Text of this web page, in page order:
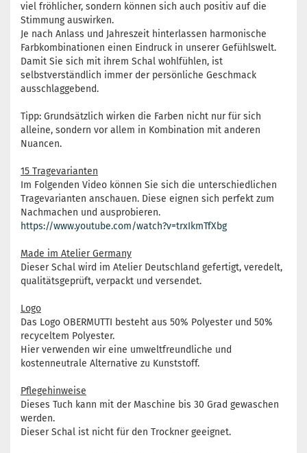
viel fröhlicher, sondern können sich auch positiv auf die
Stimmung auswirken.
Je nach Anlass und Jahreszeit hinterlassen harmonische
Farbkombinationen einen Eindruck in unserer Gefühlswelt.
Damit Sie sich mit ihrem Schal wohlfühlen, ist
selbstverständlich immer der persönliche Geschmack
ausschlaggebend.
Tipp: Grundsätzlich wirken die Farben nicht nur für sich
alleine, sondern vor allem in Kombination mit anderen
Nuancen.
15 Tragevarianten
Im Folgenden Video können Sie sich die unterschiedlichen
Tragevarianten anschauen. Diese eignen sich perfekt zum
Nachmachen und ausprobieren.
https://www.youtube.com/watch?v=trxIkmTfXbg
Made im Atelier Germany
Dieser Schal wird im Atelier Deutschland gefertigt, veredelt,
qualitätsgeprüft, verpackt und versendet.
Logo
Das Logo OBERMUTTI besteht aus 50% Polyester und 50%
recyceltem Polyester.
Hier verwenden wir eine umweltfreundliche und
kostenneutrale Alternative zu Kunststoff.
Pflegehinweise
Dieses Tuch kann mit der Maschine bis 30 Grad gewaschen
werden.
Dieser Schal ist nicht für den Trockner geeignet.